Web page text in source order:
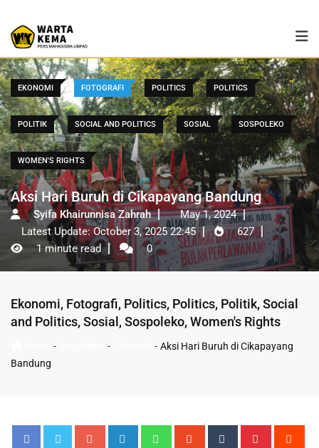
EKONOMI FOTOGRAFI POLITICS POLITICS
POLITIK SOCIAL AND POLITICS SOSIAL SOSPOLEKO
WOMEN'S RIGHTS
Aksi Hari Buruh di Cikapayang Bandung
Syifa Khairunnisa Zahrah
May 1, 2024
Latest Update: October 3, 2025 22:45
627
1 minute read
0
Ekonomi, Fotografi, Politics, Politics, Politik, Social
and Politics, Sosial , Sospoleko, Women's Rights
- - - Aksi Hari Buruh di Cikapayang
Bandung